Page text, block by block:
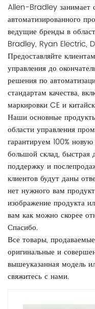
Allen-Bradley занимает
автоматизированного
ведущие бренды в
Bradley, Ryan Electric,
Предоставляйте
управления до
решения по
стандартам качества,
маркировки CE и
Наши основные
области управления
гарантируем 100%
большой склад, быстрая
поддержку и
клиентов будут даны
нет нужного вам
изображение продукта
вам как можно скорее
Спасибо.
Все товары,
оригинальные и
вышеуказанная модель
свяжитесь с нами.